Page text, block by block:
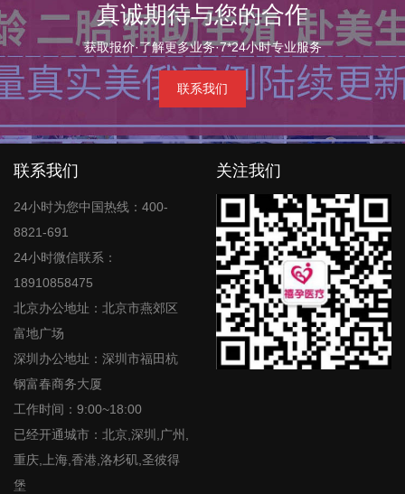
真诚期待与您的合作
获取报价·了解更多业务·7*24小时专业服务
联系我们
联系我们
24小时为您中国热线：400-
8821-691
24小时微信联系：
18910858475
北京办公地址：北京市燕郊区
富地广场
深圳办公地址：深圳市福田杭
钢富春商务大厦
工作时间：9:00~18:00
已经开通城市：北京,深圳,广州,
重庆,上海,香港,洛杉矶,圣彼得
堡
关注我们